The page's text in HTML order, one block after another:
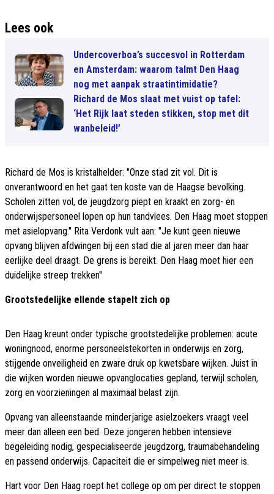
Lees ook
Undercoverboa’s succesvol in Rotterdam
en Amsterdam: waarom talmt Den Haag
nog met aanpak straatintimidatie?
Richard de Mos slaat met vuist op tafel:
‘Het Rijk laat steden stikken, stop met dit
wanbeleid!’
Richard de Mos is kristalhelder: "Onze stad zit vol. Dit is
onverantwoord en het gaat ten koste van de Haagse bevolking.
Scholen zitten vol, de jeugdzorg piept en kraakt en zorg- en
onderwijspersoneel lopen op hun tandvlees. Den Haag moet stoppen
met asielopvang." Rita Verdonk vult aan: "Je kunt geen nieuwe
opvang blijven afdwingen bij een stad die al jaren meer dan haar
eerlijke deel draagt. De grens is bereikt. Den Haag moet hier een
duidelijke streep trekken"
Grootstedelijke ellende stapelt zich op
Den Haag kreunt onder typische grootstedelijke problemen: acute
woningnood, enorme personeelstekorten in onderwijs en zorg,
stijgende onveiligheid en zware druk op kwetsbare wijken. Juist in
die wijken worden nieuwe opvanglocaties gepland, terwijl scholen,
zorg en voorzieningen al maximaal belast zijn.
Opvang van alleenstaande minderjarige asielzoekers vraagt veel
meer dan alleen een bed. Deze jongeren hebben intensieve
begeleiding nodig, gespecialiseerde jeugdzorg, traumabehandeling
en passend onderwijs. Capaciteit die er simpelweg niet meer is.
Hart voor Den Haag roept het college op om per direct te stoppen